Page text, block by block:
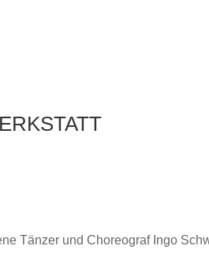
Tänzer und Choreograf Ingo